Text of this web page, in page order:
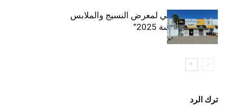
الافتتاح الرسمي لمعرض النسيج والملابس
“إنترتكس سوسة 2025”
ترك الرد